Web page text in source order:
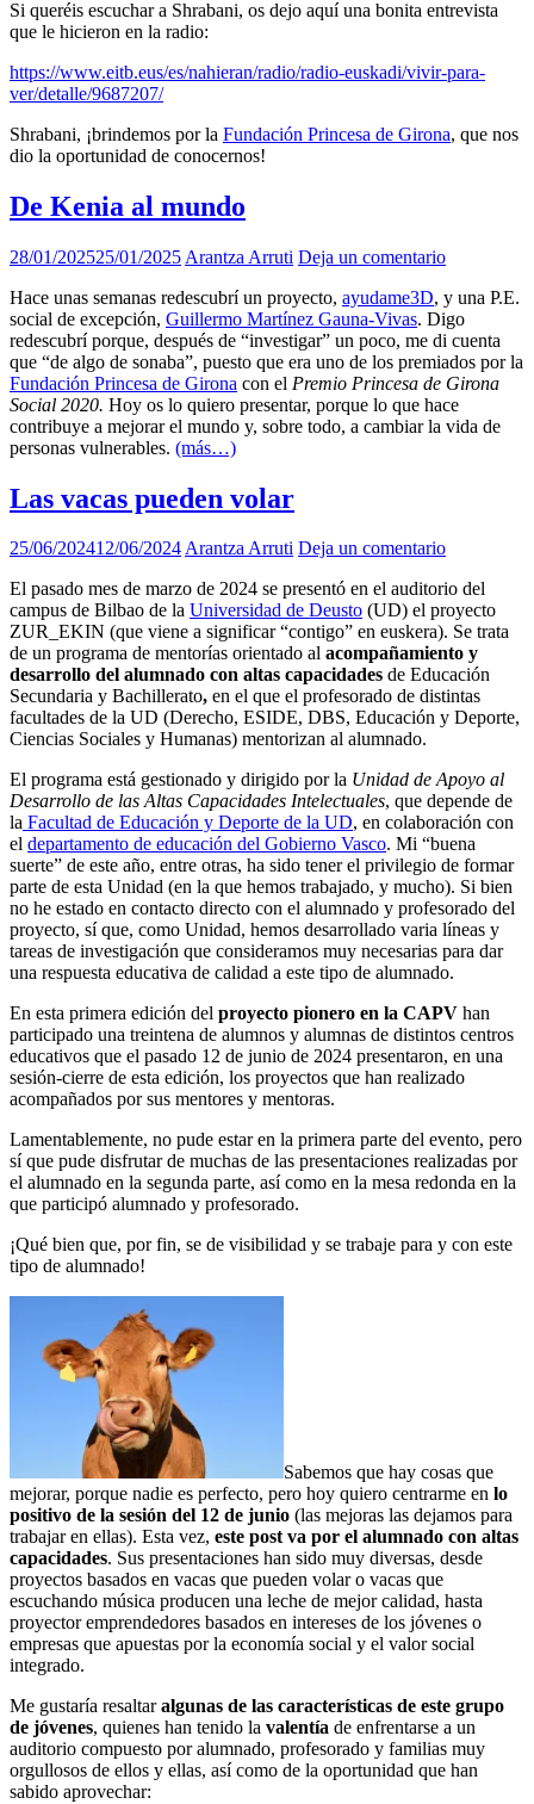
Si queréis escuchar a Shrabani, os dejo aquí una bonita entrevista
que le hicieron en la radio:
https://www.eitb.eus/es/nahieran/radio/radio-euskadi/vivir-para-
ver/detalle/9687207/
Shrabani, ¡brindemos por la Fundación Princesa de Girona, que nos
dio la oportunidad de conocernos!
De Kenia al mundo
28/01/202525/01/2025 Arantza Arruti Deja un comentario
Hace unas semanas redescubrí un proyecto, ayudame3D, y una P.E.
social de excepción, Guillermo Martínez Gauna-Vivas. Digo
redescubrí porque, después de “investigar” un poco, me di cuenta
que “de algo de sonaba”, puesto que era uno de los premiados por la
Fundación Princesa de Girona con el Premio Princesa de Girona
Social 2020. Hoy os lo quiero presentar, porque lo que hace
contribuye a mejorar el mundo y, sobre todo, a cambiar la vida de
personas vulnerables. (más…)
Las vacas pueden volar
25/06/202412/06/2024Arantza Arruti Deja un comentario
El pasado mes de marzo de 2024 se presentó en el auditorio del
campus de Bilbao de la Universidad de Deusto (UD) el proyecto
ZUR_EKIN (que viene a significar “contigo” en euskera). Se trata
de un programa de mentorías orientado al acompañamiento y
desarrollo del alumnado con altas capacidades de Educación
Secundaria y Bachillerato, en el que el profesorado de distintas
facultades de la UD (Derecho, ESIDE, DBS, Educación y Deporte,
Ciencias Sociales y Humanas) mentorizan al alumnado.
El programa está gestionado y dirigido por la Unidad de Apoyo al
Desarrollo de las Altas Capacidades Intelectuales, que depende de
la Facultad de Educación y Deporte de la UD, en colaboración con
el departamento de educación del Gobierno Vasco. Mi “buena
suerte” de este año, entre otras, ha sido tener el privilegio de formar
parte de esta Unidad (en la que hemos trabajado, y mucho). Si bien
no he estado en contacto directo con el alumnado y profesorado del
proyecto, sí que, como Unidad, hemos desarrollado varia líneas y
tareas de investigación que consideramos muy necesarias para dar
una respuesta educativa de calidad a este tipo de alumnado.
En esta primera edición del proyecto pionero en la CAPV han
participado una treintena de alumnos y alumnas de distintos centros
educativos que el pasado 12 de junio de 2024 presentaron, en una
sesión-cierre de esta edición, los proyectos que han realizado
acompañados por sus mentores y mentoras.
Lamentablemente, no pude estar en la primera parte del evento, pero
sí que pude disfrutar de muchas de las presentaciones realizadas por
el alumnado en la segunda parte, así como en la mesa redonda en la
que participó alumnado y profesorado.
¡Qué bien que, por fin, se de visibilidad y se trabaje para y con este
tipo de alumnado!
Sabemos que hay cosas que
mejorar, porque nadie es perfecto, pero hoy quiero centrarme en lo
positivo de la sesión del 12 de junio (las mejoras las dejamos para
trabajar en ellas). Esta vez, este post va por el alumnado con altas
capacidades. Sus presentaciones han sido muy diversas, desde
proyectos basados en vacas que pueden volar o vacas que
escuchando música producen una leche de mejor calidad, hasta
proyector emprendedores basados en intereses de los jóvenes o
empresas que apuestas por la economía social y el valor social
integrado.
Me gustaría resaltaralgunas de las características de este grupo
de jóvenes, quienes han tenido la valentía de enfrentarse a un
auditorio compuesto por alumnado, profesorado y familias muy
orgullosos de ellos y ellas, así como de la oportunidad que han
sabido aprovechar: